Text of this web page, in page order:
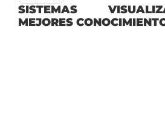
SISTEMAS
MEJORES